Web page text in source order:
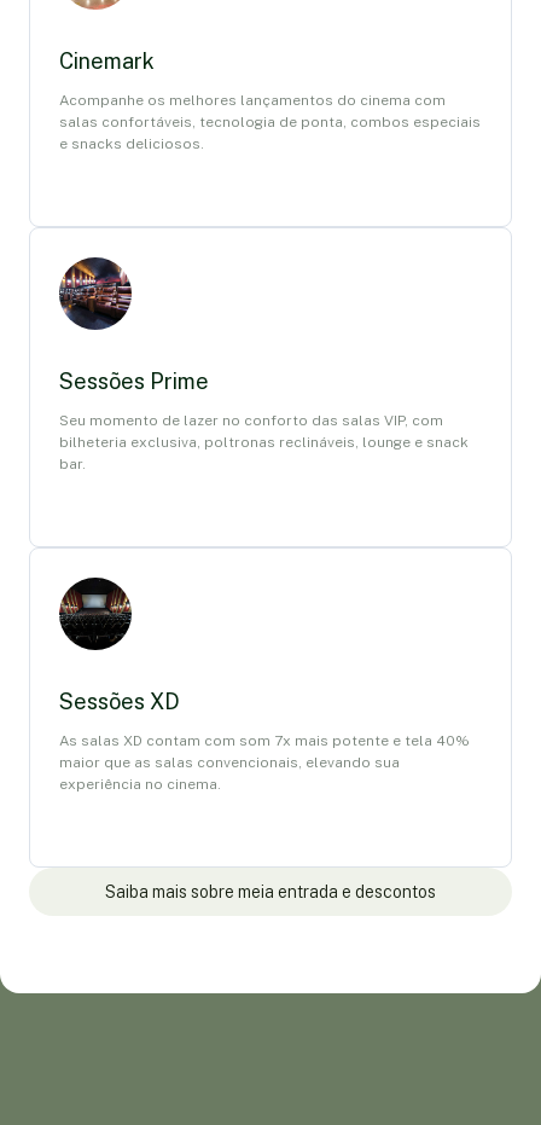
Cinemark
Acompanhe os melhores lançamentos do cinema com
salas confortáveis, tecnologia de ponta, combos especiais
e snacks deliciosos.
Sessões Prime
Seu momento de lazer no conforto das salas VIP, com
bilheteria exclusiva, poltronas reclináveis, lounge e snack
bar.
Sessões XD
As salas XD contam com som 7x mais potente e tela 40%
maior que as salas convencionais, elevando sua
experiência no cinema.
Saiba mais sobre meia entrada e descontos